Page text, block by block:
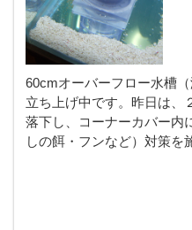
60cmオーバーフロー水槽
立ち上げ中です。昨日は、
落下し、コーナーカバー内
しの餌・フンなど）対策を